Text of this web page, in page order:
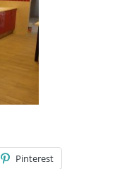
Pinterest